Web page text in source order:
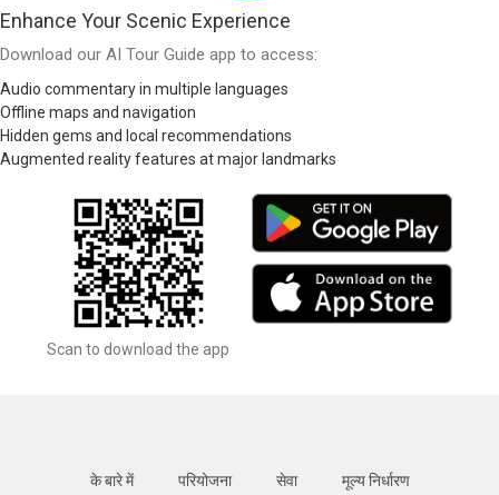
Enhance Your Scenic Experience
Download our AI Tour Guide app to access:
Audio commentary in multiple languages
Offline maps and navigation
Hidden gems and local recommendations
Augmented reality features at major landmarks
Scan to download the app
के बारे में परियोजना सेवा
मूल्य निर्धारण